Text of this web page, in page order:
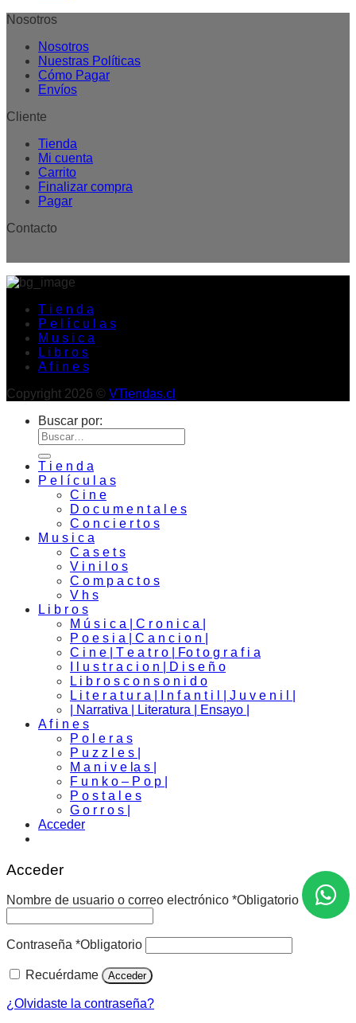
Nosotros
Nosotros
Nuestras Políticas
Cómo Pagar
Envíos
Cliente
Tienda
Mi cuenta
Carrito
Finalizar compra
Pagar
Contacto
T i e n d a
P e l í c u l a s
M u s i c a
L i b r o s
A f i n e s
Copyright 2026 © VTiendas.cl
Buscar por:
T i e n d a
P e l í c u l a s
C i n e
D o c u m e n t a l e s
C o n c i e r t o s
M u s i c a
C a s e t s
V i n i l o s
C o m p a c t o s
V h s
L i b r o s
M ú s i c a | C r o n i c a |
P o e s i a | C a n c i o n |
C i n e | T e a t r o | Fo t o g r a f i a
I l u s t r a c i o n | D i s e ñ o
L i b r o s c o n s o n i d o
L i t e r a t u r a | I n f a n t i l | J u v e n i l |
| Narrativa | Literatura | Ensayo |
A f i n e s
P o l e r a s
P u z z l e s |
M a n i v e la s |
F u n k o – P o p |
P o s t a l e s
G o r r o s |
Acceder
Acceder
Nombre de usuario o correo electrónico *Obligatorio
Contraseña *Obligatorio
Recuérdame Acceder
¿Olvidaste la contraseña?